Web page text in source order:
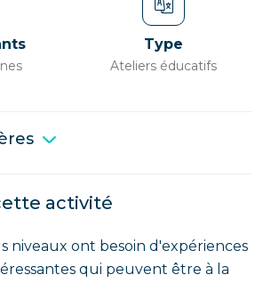
Type
Ateliers éducatifs
activité
niveaux ont besoin d'expériences
qui peuvent être à la